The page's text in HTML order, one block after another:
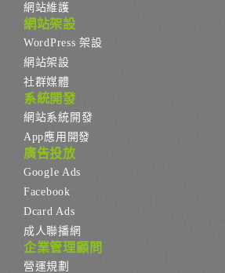
網站維護
網站架設
WordPress 架設
網站架設
社群媒體
系統開發
網站系統開發
App應用開發
廣告投放
Google Ads
Facebook
Dcard Ads
成人聯播網
企業管理顧問
營運規劃